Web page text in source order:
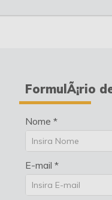
FormulÃ¡rio
Nome *
E-mail *